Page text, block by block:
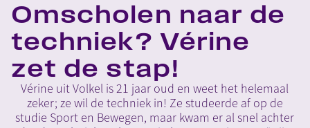
Omscholen naar de
techniek? Vérine
zet de stap!
Vérine uit Volkel is 21 jaar oud en weet het helemaal
zeker; ze wil de techniek in! Ze studeerde af op de
studie Sport en Bewegen, maar kwam er al snel achter